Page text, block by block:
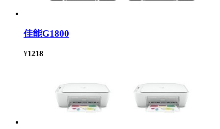
佳能G1800
¥1218